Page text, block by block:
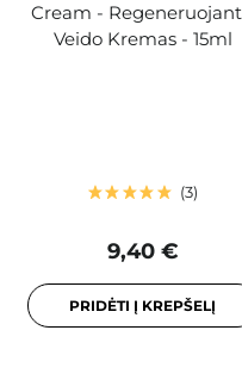
Cream -
Veido Kremas - 15ml
3
9,40 €
PRIDĖTI Į KREPŠELĮ